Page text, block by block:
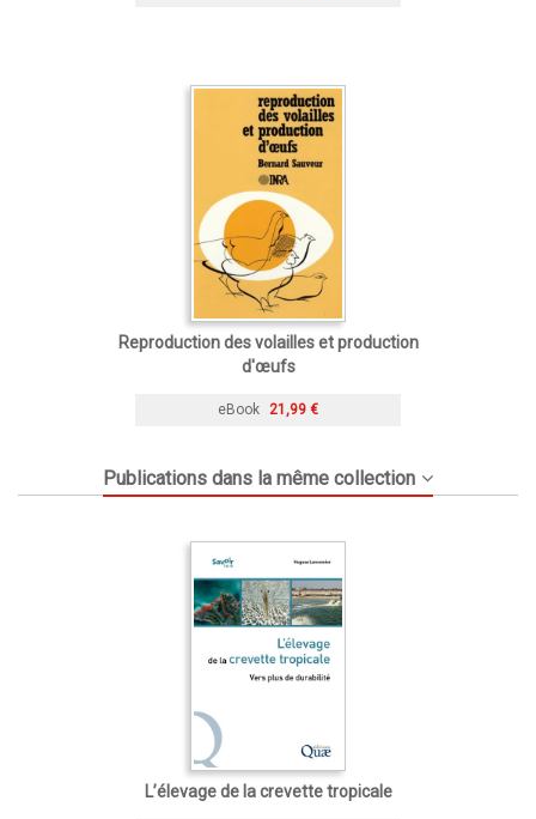
Reproduction des volailles et production
d'œufs
eBook 21,99 €
Publications dans la même collection
L’élevage de la crevette tropicale